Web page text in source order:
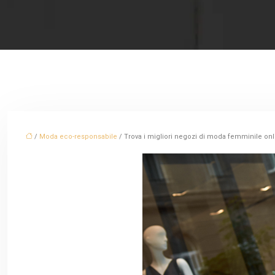
/ Moda eco-responsabile / Trova i migliori negozi di moda femminile